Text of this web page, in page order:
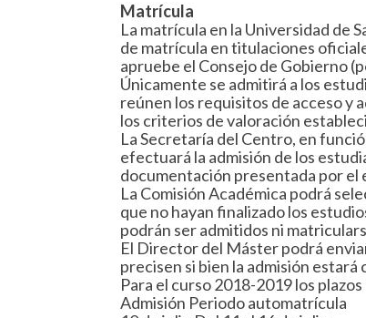
Matrícula
La matrícula en la Universidad de
de matrícula en titulaciones
apruebe el Consejo de Gobierno
Únicamente se admitirá a los
reúnen los requisitos de acceso y
los criterios de valoración
La Secretaría del Centro, en
efectuará la admisión de los
documentación presentada por el
La Comisión Académica podrá
que no hayan finalizado los
podrán ser admitidos ni
El Director del Máster podrá
precisen si bien la admisión
Para el curso 2018-2019 los
Admisión Periodo automatrícula